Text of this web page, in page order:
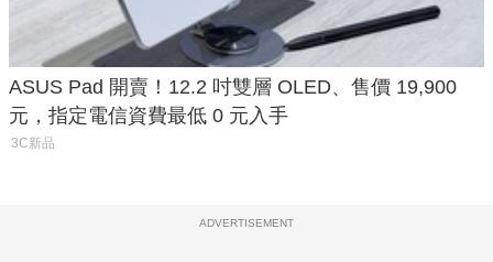
ASUS Pad 開賣！12.2 吋雙層 OLED、售價 19,900
元，指定電信資費最低 0 元入手
3C新品
ADVERTISEMENT